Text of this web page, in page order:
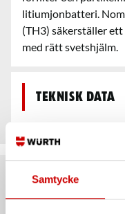
Samtycke
litiumjonbatteri.
(TH3) säkerställer
med rätt svetshjälm.
Teknisk data